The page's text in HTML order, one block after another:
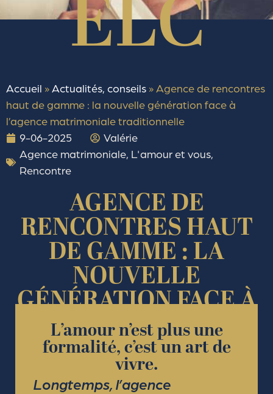
Accueil »Actualités, conseils » Agence de rencontres
haut de gamme : la nouvelle génération face à
l’agence matrimoniale traditionnelle
9-06-2025
Valérie
Agence matrimoniale, L'amour et vous,
Rencontre
AGENCE DE
RENCONTRES HAUT
DE GAMME : LA
NOUVELLE
GÉNÉRATION FACE À
L’AGENCE
MATRIMONIALE
TRADITIONNELLE
L’amour n’est plus une
formalité, c’est un art de
vivre.
Longtemps, l’agence